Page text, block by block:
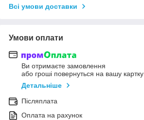
Всі умови доставки
Умови оплати
Ви отримаєте замовлення
або гроші повернуться на вашу картку
Детальніше
Післяплата
Оплата на рахунок